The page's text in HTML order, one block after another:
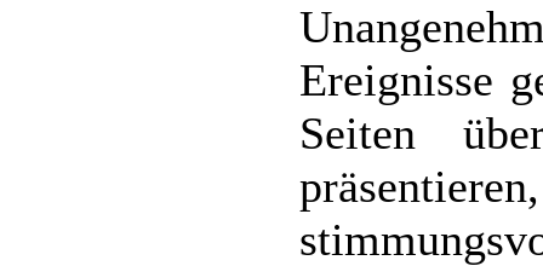
Ereignisse
Seiten